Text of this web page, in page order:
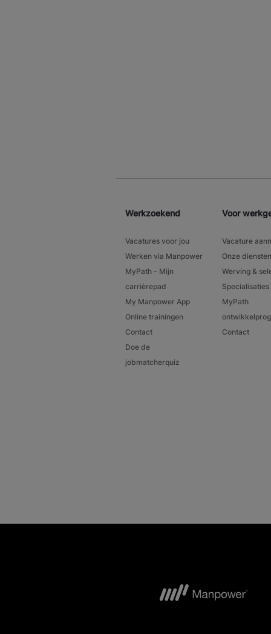
Werkzoekend
Vacatures voor jou
Werken via Manpower
MyPath - Mijn
carrièrepad
My Manpower App
Online trainingen
Contact
Doe de
jobmatcherquiz
Voor
Vacature
Onze diensten
Werving &
Specialisaties
MyPath
Contact